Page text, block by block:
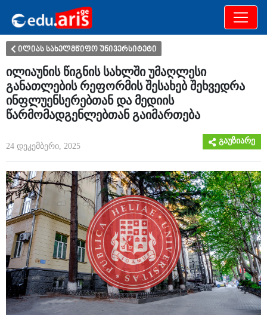
განათლება
ილიას სახელმწიფო უნივერსიტეტი
ილიაუნის წიგნის სახლში უმაღლესი
განათლების რეფორმის შესახებ შეხვედრა
ინფლუენსერებთან და მედიის
წარმომადგენლებთან გაიმართება
24 დეკემბერი, 2025
გაუზიარე